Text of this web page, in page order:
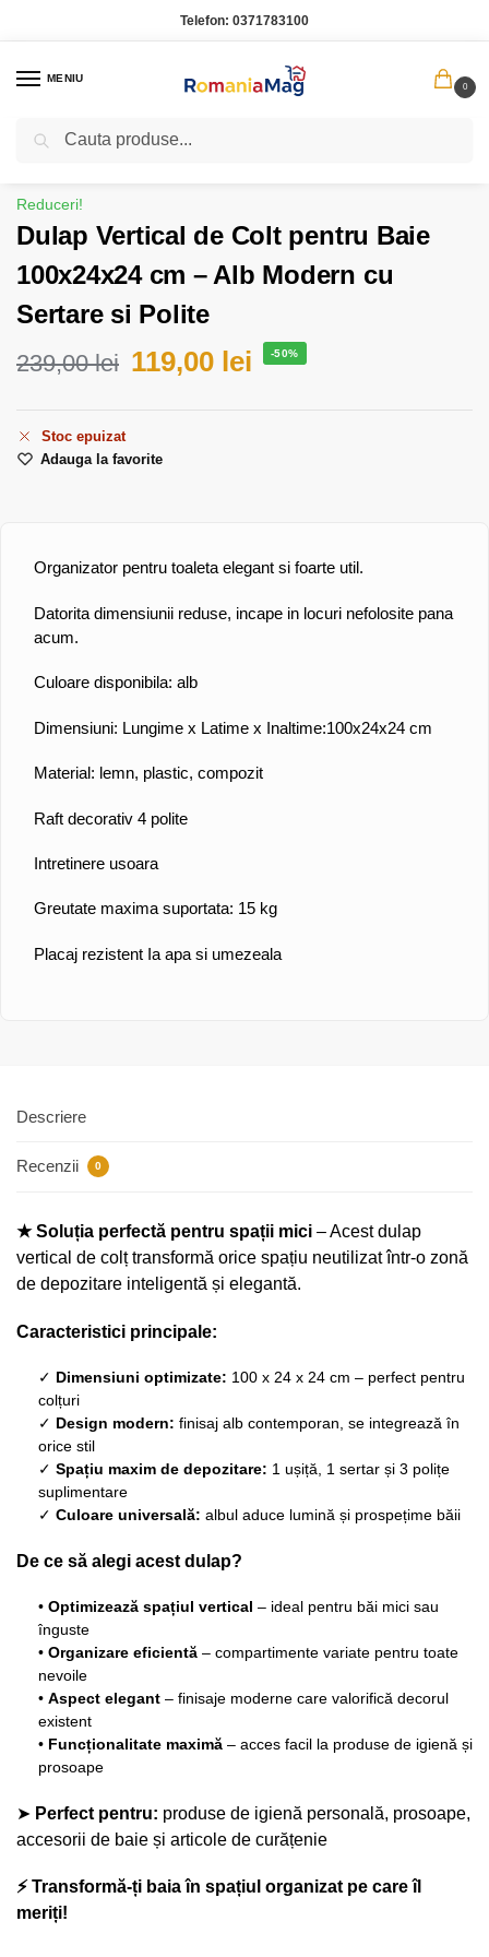
Telefon: 0371783100
MENIU
0
Prima pagină / Casa Gradina
Reduceri!
Dulap Vertical de Colt pentru Baie
100x24x24 cm – Alb Modern cu
Sertare si Polite
239,00lei 119,00 lei -50%
Stoc epuizat
Adauga la favorite
Organizator pentru toaleta elegant si foarte util.
Datorita dimensiunii reduse, incape in locuri nefolosite pana
acum.
Culoare disponibila: alb
Dimensiuni: Lungime x Latime x Inaltime:100x24x24 cm
Material: lemn, plastic, compozit
Raft decorativ 4 polite
Intretinere usoara
Greutate maxima suportata: 15 kg
Placaj rezistent Ia apa si umezeala
Descriere
Recenzii 0
★ Soluția perfectă pentru spații mici – Acest dulap
vertical de colț transformă orice spațiu neutilizat într-o zonă
de depozitare inteligentă și elegantă.
Caracteristici principale:
✓ Dimensiuni optimizate: 100 x 24 x 24 cm – perfect pentru
colțuri
✓ Design modern: finisaj alb contemporan, se integrează în
orice stil
✓ Spațiu maxim de depozitare: 1 ușiță, 1 sertar și 3 polițe
suplimentare
✓ Culoare universală: albul aduce lumină și prospețime băii
De ce să alegi acest dulap?
• Optimizează spațiul vertical – ideal pentru băi mici sau
înguste
• Organizare eficientă – compartimente variate pentru toate
nevoile
• Aspect elegant – finisaje moderne care valorifică decorul
existent
• Funcționalitate maximă – acces facil la produse de igienă și
prosoape
➤ Perfect pentru: produse de igienă personală, prosoape,
accesorii de baie și articole de curățenie
⚡ Transformă-ți baia în spațiul organizat pe care îl
meriți!